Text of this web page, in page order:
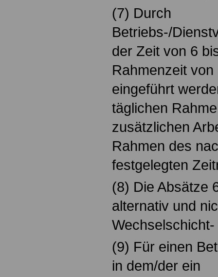
(7) Durch
Betriebs-/
der Zeit von 6
Rahmenzeit
eingeführt
täglichen
zusätzlichen
Rahmen des
festgelegten
(8) Die Absätze
alternativ und
(9) Für einen
in dem/der ein